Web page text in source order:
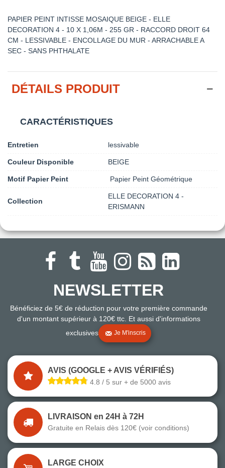
PAPIER PEINT INTISSE MOSAIQUE BEIGE - ELLE
DECORATION 4 - 10 X 1,06M - 255 GR - RACCORD DROIT 64
CM - LESSIVABLE - ENCOLLAGE DU MUR - ARRACHABLE A
SEC - SANS PHTHALATE
DÉTAILS PRODUIT
CARACTÉRISTIQUES
Entretien lessivable
Couleur Disponible BEIGE
Motif Papier Peint Papier Peint Géométrique
Collection
ELLE DECORATION 4 -
ERISMANN
NEWSLETTER
Bénéficiez de 5€ de réduction pour votre première commande
d'un montant supérieur à 120€ ttc. Et aussi d'informations
exclusives
Je M'inscris
AVIS (GOOGLE + AVIS VÉRIFIÉS)
4.8 / 5 sur + de 5000 avis
LIVRAISON en 24H à 72H
Gratuite en Relais dès 120€ (voir conditions)
LARGE CHOIX